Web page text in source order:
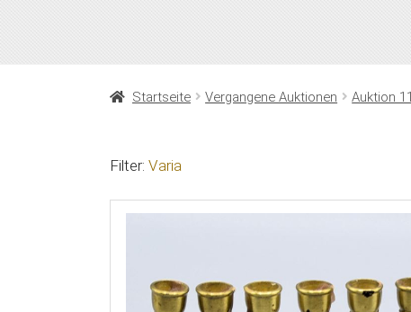
Startseite Vergangene Auktionen Auktion 11
Filter: Varia